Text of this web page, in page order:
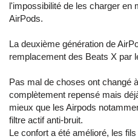
l'impossibilité de les charger en
AirPods.
La deuxième génération de
remplacement des Beats X par
Pas mal de choses ont changé
complètement repensé mais
mieux que les Airpods
filtre actif anti-bruit.
Le confort a été amélioré, les